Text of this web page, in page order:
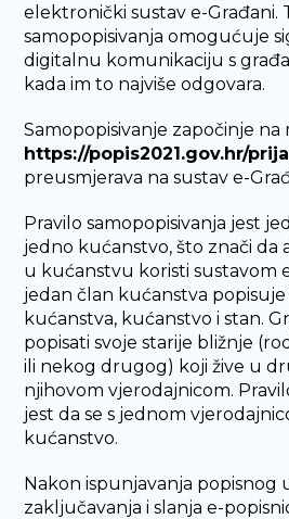
elektronički sustav e-Građani.
samopopisivanja omogućuje
digitalnu komunikaciju s
kada im to najviše odgovara.
Samopopisivanje započinje
https://popis2021.gov.hr/
preusmjerava na sustav e-
Pravilo samopopisivanja jest
jedno kućanstvo, što znači da
u kućanstvu koristi sustavom
jedan član kućanstva
kućanstva, kućanstvo i stan.
popisati svoje starije bližnje
ili nekog drugog) koji žive u
njihovom vjerodajnicom.
jest da se s jednom
kućanstvo.
Nakon ispunjavanja popisnog
zaključavanja i slanja e-